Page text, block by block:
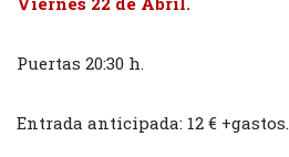
Puertas 20:30 h.
Entrada anticipada: 12 €